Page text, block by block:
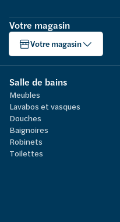
Votre magasin
Votre magasin
Salle de bains
Meubles
Lavabos et vasques
Douches
Baignoires
Robinets
Toilettes